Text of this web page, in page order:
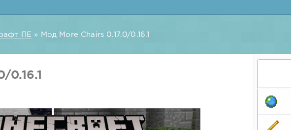
ПЕ » Мод More Chairs 0.17.0/0.16.1
0.16.1